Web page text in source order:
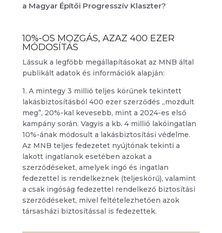
a Magyar Építői Progresszív Klaszter?
10%-OS MOZGÁS, AZAZ 400 EZER
MÓDOSÍTÁS
Lássuk a legfőbb megállapításokat az MNB által
publikált adatok és információk alapján:
1. A mintegy 3 millió teljes körűnek tekintett
lakásbiztosításból 400 ezer szerződés „mozdult
meg”, 20%-kal kevesebb, mint a 2024-es első
kampány során. Vagyis a kb. 4 millió lakóingatlan
10%-ának módosult a lakásbiztosítási védelme.
Az MNB teljes fedezetet nyújtónak tekinti a
lakott ingatlanok esetében azokat a
szerződéseket, amelyek ingó és ingatlan
fedezettel is rendelkeznek (teljeskörű), valamint
a csak ingóság fedezettel rendelkező biztosítási
szerződéseket, mivel feltételezhetően azok
társasházi biztosítással is fedezettek.